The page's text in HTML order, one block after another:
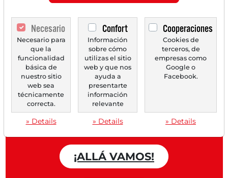
gratuita.
Crea una
lista de seguimiento
personal
con un resumen de las
noticias sobre tu acción.
Trader Times
Cuenta gratuita
¡ALLÁ VAMOS!
Necesario
Necesario para
que la
funcionalidad
básica de
nuestro sitio
web sea
técnicamente
correcta.
» Details
Confort
Información
sobre cómo
utilizas el sitio
web y que nos
ayuda a
presentarte
información
relevante
» Details
Cooperaciones
Cookies de
terceros, de
empresas como
Google o
Facebook.
» Details